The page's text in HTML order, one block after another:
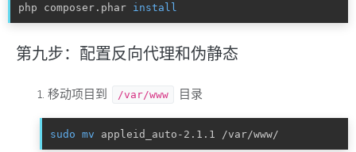
php composer.phar install
第九步：配置反向代理和伪静态
移动项目到 /var/www 目录
sudo mv appleid_auto-2.1.1 /var/www/